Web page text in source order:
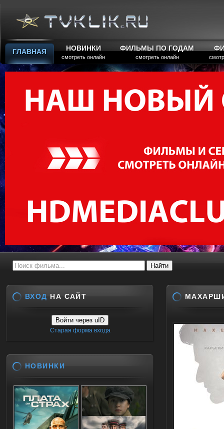
ГЛАВНАЯ НОВИНКИ
смотреть онлайн
ФИЛЬМЫ ПО ГОДАМ
смотреть онлайн
ВХОД НА САЙТ
Войти через uID
Старая форма входа
НОВИНКИ